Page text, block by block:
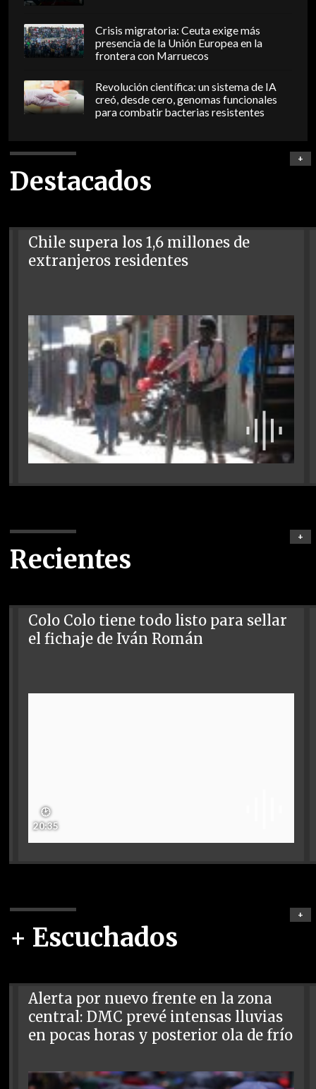
Crisis migratoria: Ceuta exige más
presencia de la Unión Europea en la
frontera con Marruecos
Revolución científica: un sistema de IA
creó, desde cero, genomas funcionales
para combatir bacterias resistentes
Destacados
+
Chile supera los 1,6 millones de
extranjeros residentes
Recientes
+
Colo Colo tiene todo listo para sellar
el fichaje de Iván Román
🕑
20:35
+ Escuchados
+
Alerta por nuevo frente en la zona
central: DMC prevé intensas lluvias
en pocas horas y posterior ola de frío